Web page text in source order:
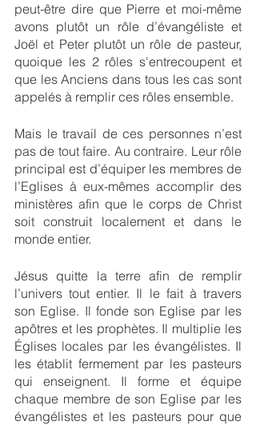
peut-être dire que Pierre et moi-même
avons plutôt un rôle d’évangéliste et
Joël et Peter plutôt un rôle de pasteur,
quoique les 2 rôles s'entrecoupent et
que les Anciens dans tous les cas sont
appelés à remplir ces rôles ensemble.
Mais le travail de ces personnes n’est
pas de tout faire. Au contraire. Leur rôle
principal est d’équiper les membres de
l’Eglises à eux-mêmes accomplir des
ministères afin que le corps de Christ
soit construit localement et dans le
monde entier.
Jésus quitte la terre afin de remplir
l’univers tout entier. Il le fait à travers
son Eglise. Il fonde son Eglise par les
apôtres et les prophètes. Il multiplie les
Églises locales par les évangélistes. Il
les établit fermement par les pasteurs
qui enseignent. Il forme et équipe
chaque membre de son Eglise par les
évangélistes et les pasteurs pour que